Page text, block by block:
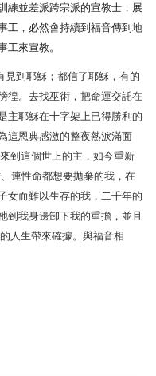
練並差派跨宗派的宣教士，展
工，必然會持續到福音傳到地
工來宣教。
見到耶穌；都信了耶穌，有的
徨。去找巫術，把命運交託在
主耶穌在十字架上已得勝利的
這恩典感激的整夜熱淚滿面
到這個世上的主，如今重新
連性命都想要拋棄的我，在
女而難以生存的我，二千年的
到我身邊卸下我的重擔，並且
人生帶來確據。與福音相